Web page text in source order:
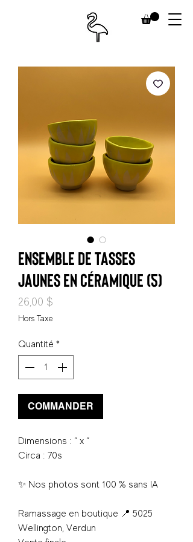
Ensemble de tasses
jaunes en céramique (5)
26,00 $
Hors Taxe
Quantité *
COMMANDER
Dimensions : “ x “
Circa : 70s
✨ Nos photos sont 100 % sans IA
Ramassage en boutique 📍 5025
Wellington, Verdun